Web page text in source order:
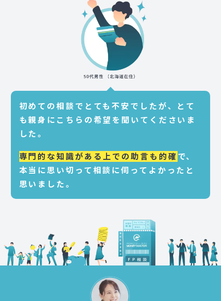
初めての相談でとても不安でしたが、とて
も親身にこちらの希望を聞いてくださいま
した。
専門的な知識がある上での助言も的確 で、
本当に思い切って相談に伺ってよかったと
思いました。